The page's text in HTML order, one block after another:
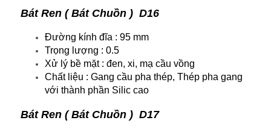
Bát Ren ( Bát Chuồn ) D16
Đường kính đĩa : 95 mm
Trọng lượng : 0.5
Xử lý bề mặt : đen, xi, mạ cầu vồng
Chất liệu : Gang cầu pha thép, Thép pha gang
với thành phần Silic cao
Bát Ren ( Bát Chuồn ) D17